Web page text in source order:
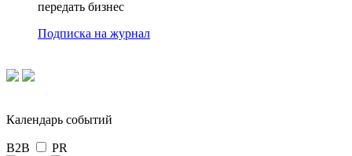
передать бизнес
Подписка на журнал
Календарь событий
B2B PR